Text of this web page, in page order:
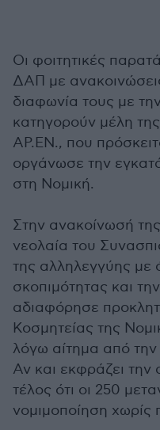
Οι φοιτητικές
ΔΑΠ με
διαφωνία τους με
κατηγορούν μέλη
ΑΡ.ΕΝ., που
οργάνωσε την
στη Νομική.
Στην ανακοίνωσή
νεολαία του
της αλληλεγγύης με
σκοπιμότητας και
αδιαφόρησε
Κοσμητείας της
λόγω αίτημα από
Αν και εκφράζει την
τέλος ότι οι 250
νομιμοποίηση χωρίς